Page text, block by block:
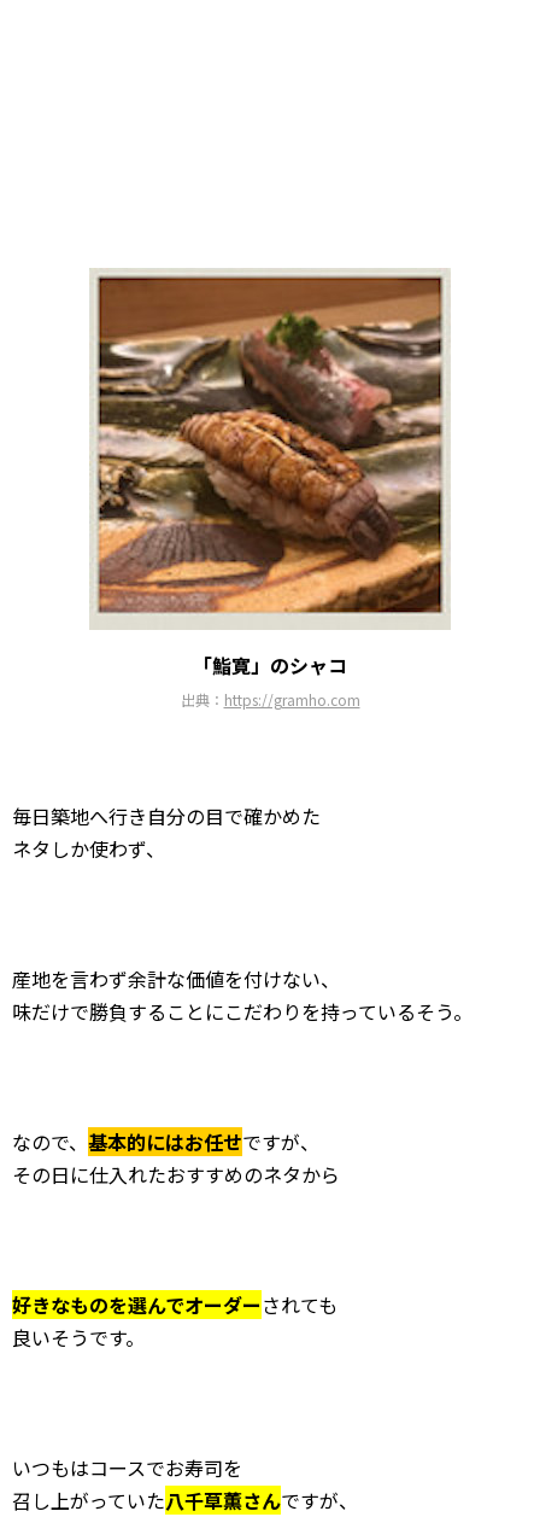
「鮨寛」のシャコ
出典： https://gramho.com
毎日築地へ行き自分の目で確かめた
ネタしか使わず、
産地を言わず余計な価値を付けない、
味だけで勝負することにこだわりを持っているそう。
なので、 基本的にはお任せですが、
その日に仕入れたおすすめのネタから
好きなものを選んでオーダーされても
良いそうです。
いつもはコースでお寿司を
召し上がっていた八千草薫さんですが、